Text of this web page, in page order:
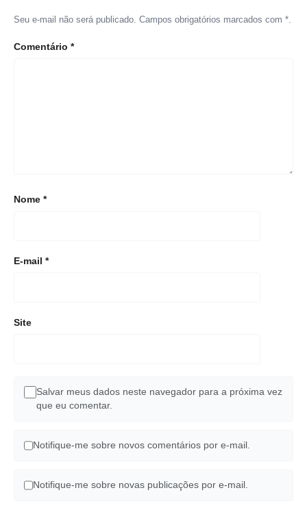
Seu e-mail não será publicado. Campos obrigatórios marcados com *.
Comentário *
Nome *
E-mail *
Site
Salvar meus dados neste navegador para a próxima vez
que eu comentar.
Notifique-me sobre novos comentários por e-mail.
Notifique-me sobre novas publicações por e-mail.